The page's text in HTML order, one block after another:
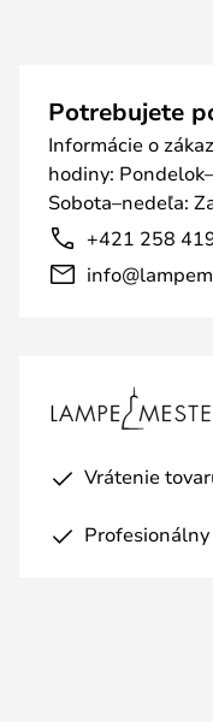
Potrebujete
Informácie o
hodiny:
Sobota–nedeľa:
+421 258
Vrátenie